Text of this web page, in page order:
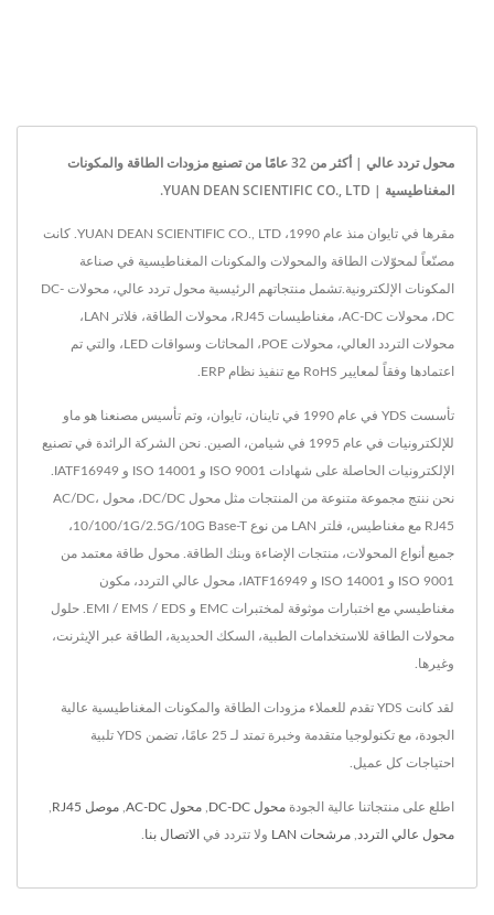
محول تردد عالي | أكثر من 32 عامًا من تصنيع مزودات الطاقة والمكونات
المغناطيسية | YUAN DEAN SCIENTIFIC CO., LTD.
مقرها في تايوان منذ عام 1990، YUAN DEAN SCIENTIFIC CO., LTD. كانت
مصنّعاً لمحوّلات الطاقة والمحولات والمكونات المغناطيسية في صناعة
المكونات الإلكترونية.تشمل منتجاتهم الرئيسية محول تردد عالي، محولات DC-
DC، محولات AC-DC، مغناطيسات RJ45، محولات الطاقة، فلاتر LAN،
محولات التردد العالي، محولات POE، المحاثات وسواقات LED، والتي تم
اعتمادها وفقاً لمعايير RoHS مع تنفيذ نظام ERP.
تأسست YDS في عام 1990 في تاينان، تايوان، وتم تأسيس مصنعنا هو ماو
للإلكترونيات في عام 1995 في شيامن، الصين. نحن الشركة الرائدة في تصنيع
نحن ننتج مجموعة متنوعة من المنتجات مثل محول DC/DC، محول AC/DC،
RJ45 مع مغناطيس، فلتر LAN من نوع 10/100/1G/2.5G/10G Base-T،
جميع أنواع المحولات، منتجات الإضاءة وبنك الطاقة. محول طاقة معتمد من
ISO 9001 و ISO 14001 و IATF16949، محول عالي التردد، مكون
مغناطيسي مع اختبارات موثوقة لمختبرات EMC و EMI / EMS / EDS. حلول
محولات الطاقة للاستخدامات الطبية، السكك الحديدية، الطاقة عبر الإيثرنت،
وغيرها.
لقد كانت YDS تقدم للعملاء مزودات الطاقة والمكونات المغناطيسية عالية
الجودة، مع تكنولوجيا متقدمة وخبرة تمتد لـ 25 عامًا، تضمن YDS تلبية
احتياجات كل عميل.
اطلع على منتجاتنا عالية الجودة محول DC-DC محول AC-DC موصل RJ45
محول عالي التردد مرشحات LAN ولا تتردد في الاتصال بنا